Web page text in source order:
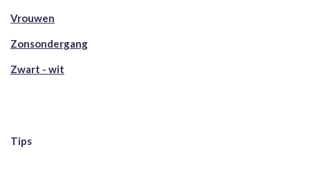
Vrouwen
Zonsondergang
Zwart - wit
Tips